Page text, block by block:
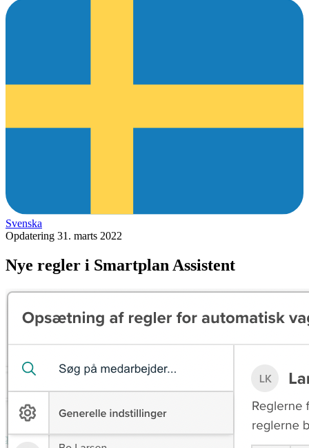
Svenska
Opdatering 31. marts 2022
Nye regler i Smartplan Assistent